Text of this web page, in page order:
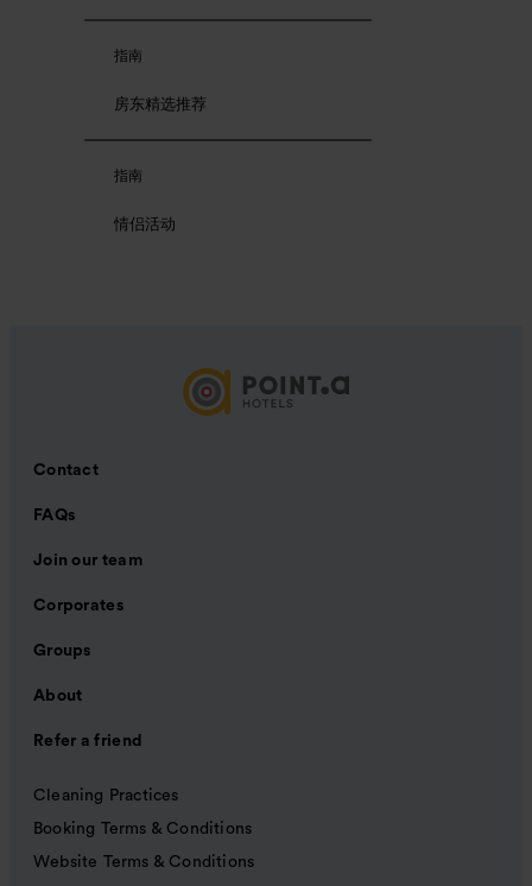
指南
房东精选推荐
指南
情侣活动
Contact
FAQs
Join our team
Corporates
Groups
About
Refer a friend
Cleaning Practices
Booking Terms & Conditions
Website Terms & Conditions